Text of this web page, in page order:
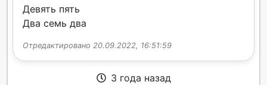
Девять пять
Два семь два
Отредактировано 20.09.2022, 16:51:59
3 года назад